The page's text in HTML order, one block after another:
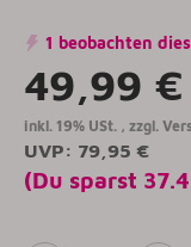
1 beobachten
49,99 €
inkl. 19% USt. , zzgl.
UVP: 79,95 €
(Du sparst